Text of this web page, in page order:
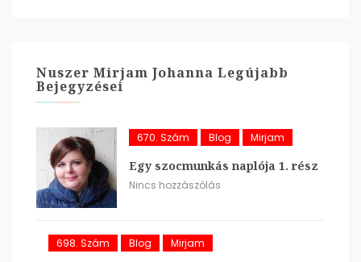
Nuszer Mirjam Johanna Legújabb
Bejegyzései
670. Szám Blog Mirjam
Egy szocmunkás naplója 1. rész
Nincs hozzászólás
698. Szám Blog Mirjam